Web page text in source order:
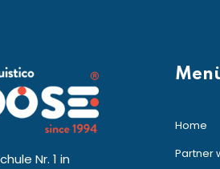
Nr. 1 in
Home
Partner